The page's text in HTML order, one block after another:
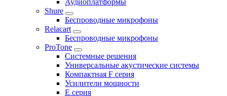
Shure
Беспроводные микрофоны
Relacart
Беспроводные микрофоны
ProTone
Системные решения
Универсальные акустические системы
Компактная F серия
Усилители мощности
E серия